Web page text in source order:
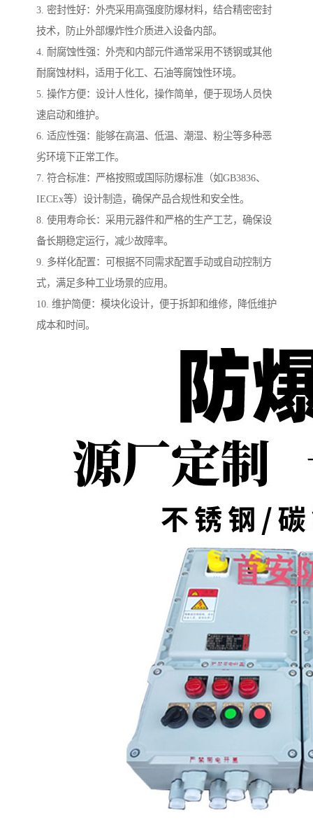
3. 密封性好：外壳采用高强度防爆材料，结合精密密封
技术，防止外部爆炸性介质进入设备内部。
4. 耐腐蚀性强：外壳和内部元件通常采用不锈钢或其他
耐腐蚀材料，适用于化工、石油等腐蚀性环境。
5. 操作方便：设计人性化，操作简单，便于现场人员快
速启动和维护。
6. 适应性强：能够在高温、低温、潮湿、粉尘等多种恶
劣环境下正常工作。
7. 符合标准：严格按照或国际防爆标准（如GB3836、
IECEx等）设计制造，确保产品合规性和安全性。
8. 使用寿命长：采用元器件和严格的生产工艺，确保设
备长期稳定运行，减少故障率。
9. 多样化配置：可根据不同需求配置手动或自动控制方
式，满足多种工业场景的应用。
10. 维护简便：模块化设计，便于拆卸和维修，降低维护
成本和时间。